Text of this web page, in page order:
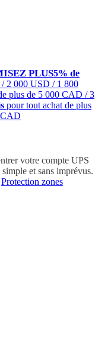
PLUS5% de
2 000 USD / 1 800
plus de 5 000 CAD / 3
pour tout achat de plus
votre compte UPS
et sans imprévus.
Protection zones